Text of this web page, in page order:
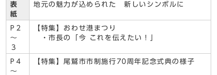
表
紙
地元の魅力が込められた 新しいシンボルに
P２
～
３
【特集】おわせ港まつり
・市長の「今 これを伝えたい！」
P４
～
【特集】尾鷲市市制施行70周年記念式典の様子